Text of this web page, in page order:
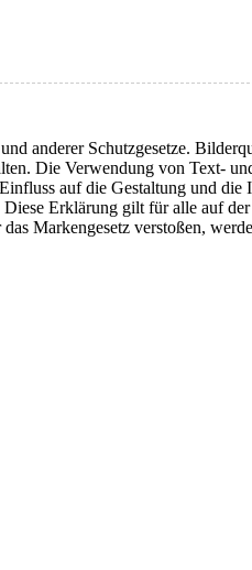
anderer Schutzgesetze.
Die Verwendung von Text-
auf die Gestaltung und
Erklärung gilt für alle auf
Markengesetz verstoßen,